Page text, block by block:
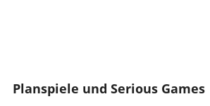
Planspiele und Serious Games